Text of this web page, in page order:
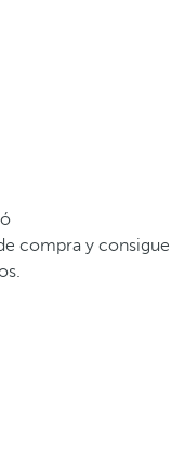
compra y consigue